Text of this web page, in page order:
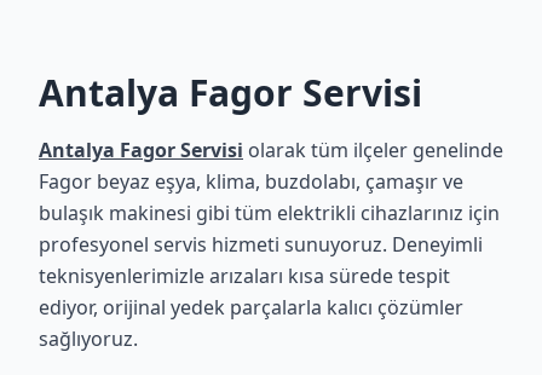
Antalya Fagor Servisi
Antalya Fagor Servisi olarak tüm ilçeler genelinde
Fagor beyaz eşya, klima, buzdolabı, çamaşır ve
bulaşık makinesi gibi tüm elektrikli cihazlarınız için
profesyonel servis hizmeti sunuyoruz. Deneyimli
teknisyenlerimizle arızaları kısa sürede tespit
ediyor, orijinal yedek parçalarla kalıcı çözümler
sağlıyoruz.